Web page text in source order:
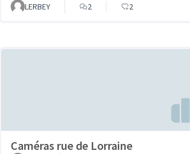
LERBEY 2 2
Caméras rue de Lorraine